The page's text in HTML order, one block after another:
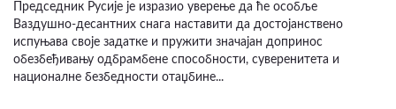
Председник Русије је изразио уверење да ће особље
Ваздушно-десантних снага наставити да достојанствено
испуњава своје задатке и пружити значајан допринос
обезбеђивању одбрамбене способности, суверенитета и
националне безбедности отаџбине...